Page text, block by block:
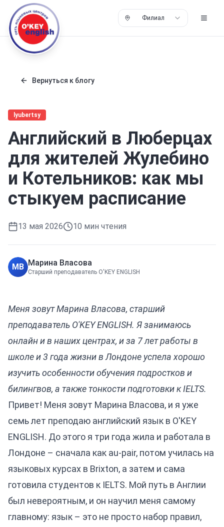
Филиал
Вернуться к блогу
lyubertsy
Английский в Люберцах
для жителей Жулебино
и Котельников: как мы
стыкуем расписание
13 мая 2026 10 мин чтения
МВ Марина Власова
Старший преподаватель O'KEY ENGLISH
Меня зовут Марина Власова, старший
преподаватель O'KEY ENGLISH. Я занимаюсь
онлайн и в наших центрах, и за 7 лет работы в
школе и 3 года жизни в Лондоне успела хорошо
изучить особенности обучения подростков и
билингвов, а также тонкости подготовки к IELTS.
Привет! Меня зовут Марина Власова, и я уже
семь лет преподаю английский язык в O'KEY
ENGLISH. До этого я три года жила и работала в
Лондоне – сначала как au-pair, потом училась на
языковых курсах в Brixton, а затем и сама
готовила студентов к IELTS. Мой путь в Англии
был невероятным, и он научил меня самому
главному: язык – это не просто набор правил,